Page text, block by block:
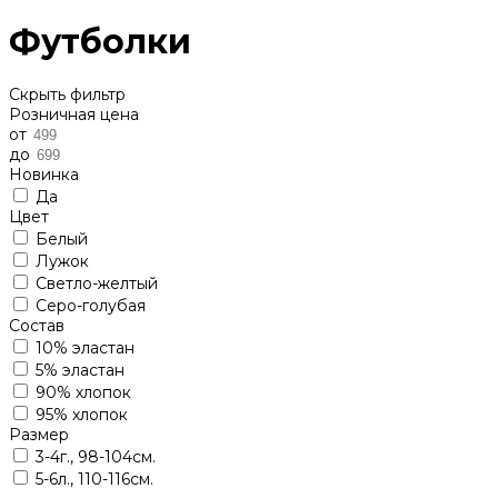
Футболки
Скрыть фильтр
Розничная цена
от
до
Новинка
Да
Цвет
Белый
Лужок
Светло-желтый
Серо-голубая
Состав
10% эластан
5% эластан
90% хлопок
95% хлопок
Размер
3-4г., 98-104см.
5-6л., 110-116см.